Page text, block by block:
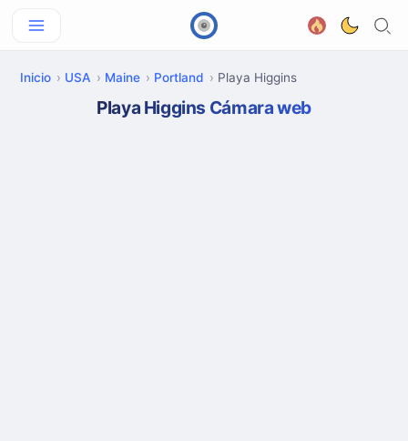
Inicio USA Maine Portland Playa Higgins
Playa Higgins Cámara web